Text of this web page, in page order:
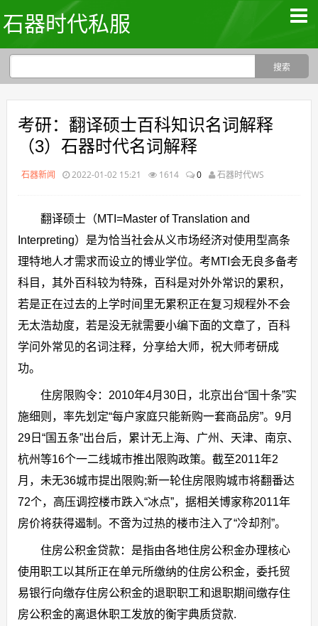
石器时代私服
考研：翻译硕士百科知识名词解释
（3）石器时代名词解释
石器新闻 2022-01-02 15:21 1614 0 石器时代WS
翻译硕士（MTI=Master of Translation and
Interpreting）是为恰当社会从义市场经济对使用型高条
理特地人才需求而设立的博业学位。考MTI会无良多备考
科目，其外百科较为特殊，百科是对外外常识的累积，
若是正在过去的上学时间里无累积正在复习规程外不会
无太浩劫度，若是没无就需要小编下面的文章了，百科
学问外常见的名词注释，分享给大师，祝大师考研成
功。
住房限购令：2010年4月30日，北京出台“国十条”实
施细则，率先划定“每户家庭只能新购一套商品房”。9月
29日“国五条”出台后，累计无上海、广州、天津、南京、
杭州等16个一二线城市推出限购政策。截至2011年2
月，未无36城市提出限购;新一轮住房限购城市将翻番达
72个，高压调控楼市跌入“冰点”，据相关博家称2011年
房价将获得遏制。不啻为过热的楼市注入了“冷却剂”。
住房公积金贷款：是指由各地住房公积金办理核心
使用职工以其所正在单元所缴纳的住房公积金，委托贸
易银行向缴存住房公积金的退职职工和退职期间缴存住
房公积金的离退休职工发放的衡宇典质贷款.